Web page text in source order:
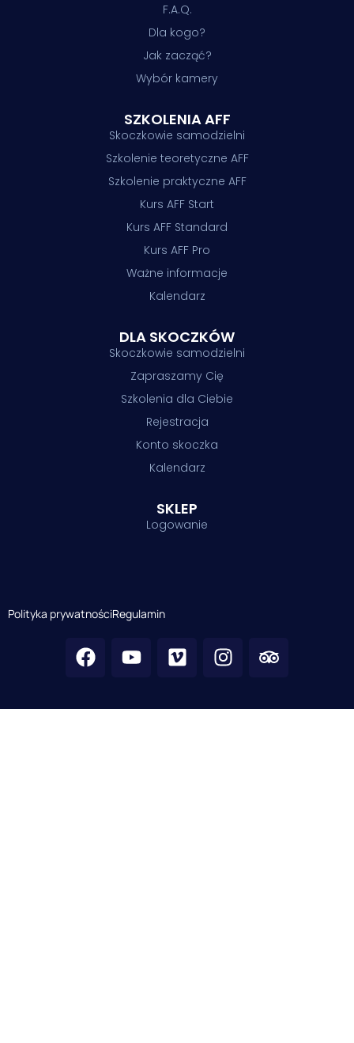
F.A.Q.
Dla kogo?
Jak zacząć?
Wybór kamery
SZKOLENIA AFF
Skoczkowie samodzielni
Szkolenie teoretyczne AFF
Szkolenie praktyczne AFF
Kurs AFF Start
Kurs AFF Standard
Kurs AFF Pro
Ważne informacje
Kalendarz
DLA SKOCZKÓW
Skoczkowie samodzielni
Zapraszamy Cię
Szkolenia dla Ciebie
Rejestracja
Konto skoczka
Kalendarz
SKLEP
Logowanie
Polityka prywatnościRegulamin